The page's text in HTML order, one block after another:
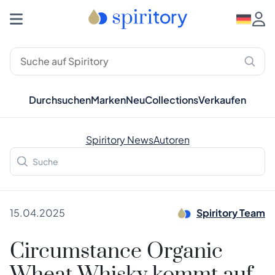
DurchsuchenMarkenNeuCollectionsVerkaufen
Spiritory NewsAutoren
15.04.2025 Spiritory Team
Circumstance Organic